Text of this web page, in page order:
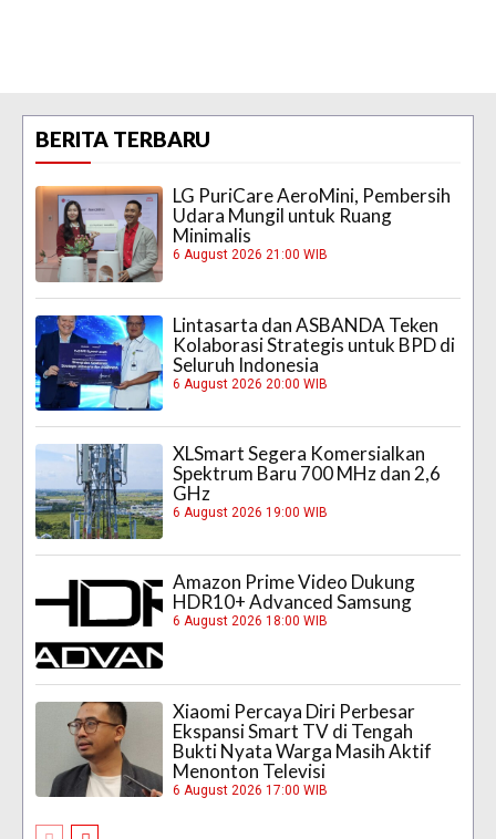
BERITA TERBARU
LG PuriCare AeroMini, Pembersih
Udara Mungil untuk Ruang
Minimalis
6 August 2026 21:00 WIB
Lintasarta dan ASBANDA Teken
Kolaborasi Strategis untuk BPD di
Seluruh Indonesia
6 August 2026 20:00 WIB
XLSmart Segera Komersialkan
Spektrum Baru 700 MHz dan 2,6
GHz
6 August 2026 19:00 WIB
Amazon Prime Video Dukung
HDR10+ Advanced Samsung
6 August 2026 18:00 WIB
Xiaomi Percaya Diri Perbesar
Ekspansi Smart TV di Tengah
Bukti Nyata Warga Masih Aktif
Menonton Televisi
6 August 2026 17:00 WIB